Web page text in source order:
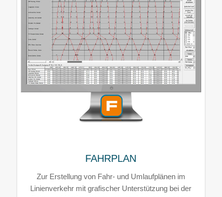
FAHRPLAN
Zur Erstellung von Fahr- und Umlaufplänen im
Linienverkehr mit grafischer Unterstützung bei der